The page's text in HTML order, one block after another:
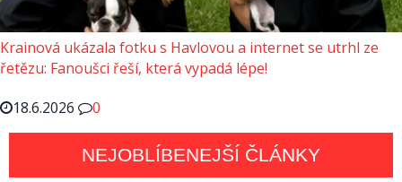
Krainová ukázala fotku s Havlovou a internet se utrhl ze
řetězu: Fanoušci řeší, která vypadá lépe!
18.6.2026
0
NEJOBLÍBENEJŠÍ ČLÁNKY